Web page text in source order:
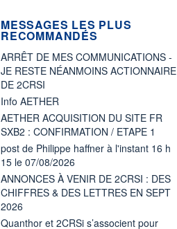
MESSAGES LES PLUS
RECOMMANDÉS
ARRÊT DE MES COMMUNICATIONS -
JE RESTE NÉANMOINS ACTIONNAIRE
DE 2CRSI
Info AETHER
AETHER ACQUISITION DU SITE FR
SXB2 : CONFIRMATION / ETAPE 1
post de Philippe haffner à l'instant 16 h
15 le 07/08/2026
ANNONCES À VENIR DE 2CRSI : DES
CHIFFRES & DES LETTRES EN SEPT
2026
Quanthor et 2CRSi s’associent pour